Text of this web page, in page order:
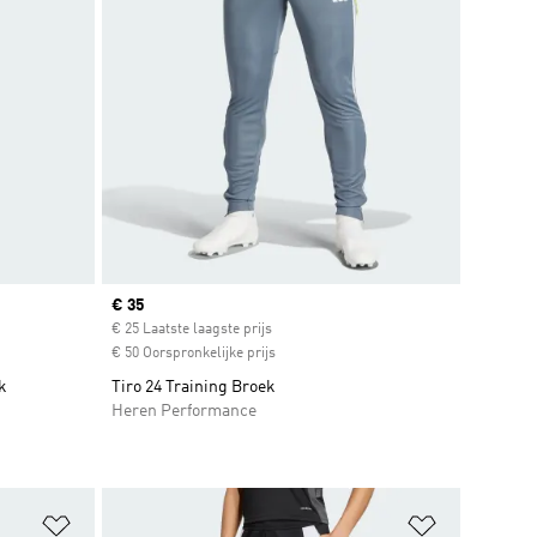
Current price
€ 35
€ 25 Laatste laagste prijs
€ 50 Oorspronkelijke prijs
Tiro 24 Training Broek
Heren Performance
Op verlanglijst zetten